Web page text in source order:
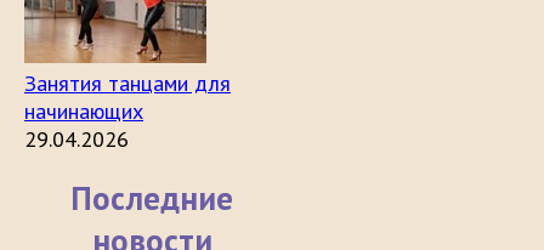
Занятия танцами для
начинающих
29.04.2026
Последние
новости